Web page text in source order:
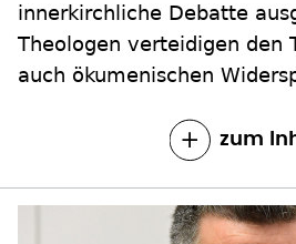
innerkirchliche Debatte
Theologen verteidigen den
auch ökumenischen
zum